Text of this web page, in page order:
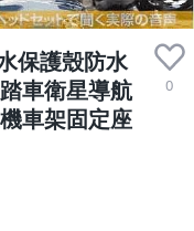
保護殼防水
車衛星導航
車架固定座
0